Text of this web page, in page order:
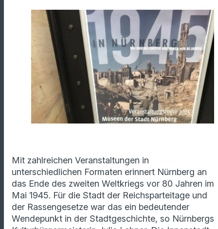
Mit zahlreichen Veranstaltungen in
unterschiedlichen Formaten erinnert Nürnberg an
das Ende des zweiten Weltkriegs vor 80 Jahren im
Mai 1945. Für die Stadt der Reichsparteitage und
der Rassengesetze war das ein bedeutender
Wendepunkt in der Stadtgeschichte, so Nürnbergs